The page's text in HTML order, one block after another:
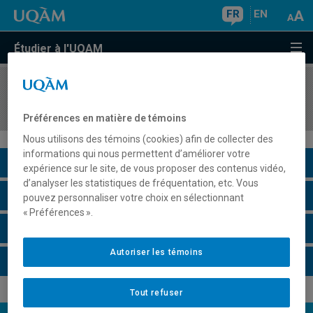
FR EN
Étudier à l'UQAM
COURS//
Description du cours
Horaire - Été 2026
Préférences en matière de témoins
Nous utilisons des témoins (cookies) afin de collecter des
informations qui nous permettent d’améliorer votre
expérience sur le site, de vous proposer des contenus vidéo,
d’analyser les statistiques de fréquentation, etc. Vous
pouvez personnaliser votre choix en sélectionnant
« Préférences ».
Tout refuser
Autoriser les témoins